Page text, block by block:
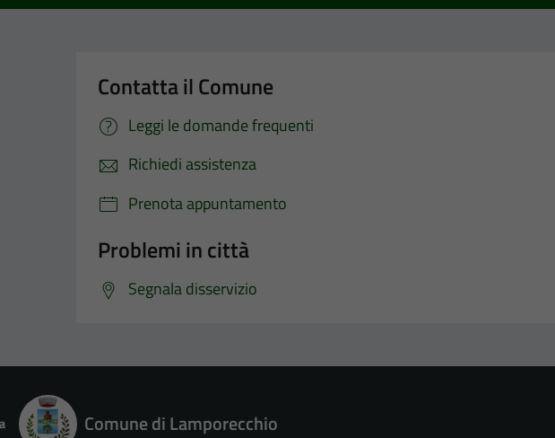
Contatta il Comune
Leggi le domande frequenti
Richiedi assistenza
Prenota appuntamento
Problemi in città
Segnala disservizio
Comune di Lamporecchio